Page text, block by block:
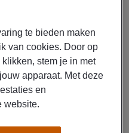
van facturen
en
en ondersteunen bij de
te bieden maken
van cookies. Door op
stem je in met
apparaat. Met deze
en
website.